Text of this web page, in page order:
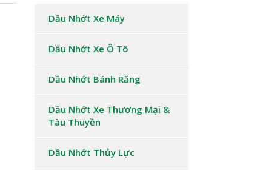
Dầu Nhớt Xe Máy
Dầu Nhớt Xe Ô Tô
Dầu Nhớt Bánh Răng
Dầu Nhớt Xe Thương Mại &
Tàu Thuyền
Dầu Nhớt Thủy Lực